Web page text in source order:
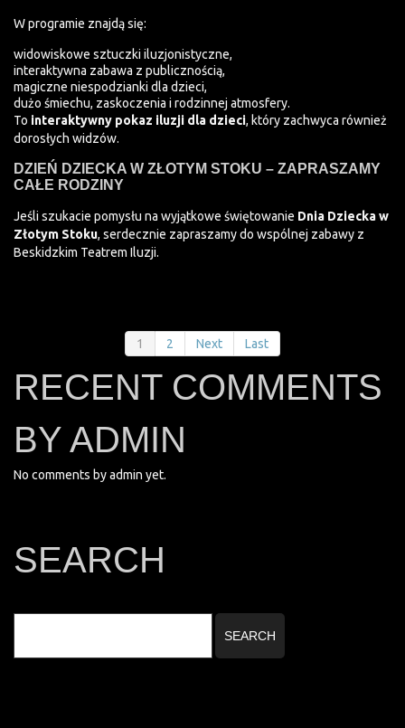
W programie znajdą się:
widowiskowe sztuczki iluzjonistyczne,
interaktywna zabawa z publicznością,
magiczne niespodzianki dla dzieci,
dużo śmiechu, zaskoczenia i rodzinnej atmosfery.
To interaktywny pokaz iluzji dla dzieci, który zachwyca również
dorosłych widzów.
DZIEŃ DZIECKA W ZŁOTYM STOKU – ZAPRASZAMY
CAŁE RODZINY
Jeśli szukacie pomysłu na wyjątkowe świętowanie Dnia Dziecka w
Złotym Stoku, serdecznie zapraszamy do wspólnej zabawy z
Beskidzkim Teatrem Iluzji.
1 2 Next Last
RECENT COMMENTS
BY ADMIN
No comments by admin yet.
SEARCH